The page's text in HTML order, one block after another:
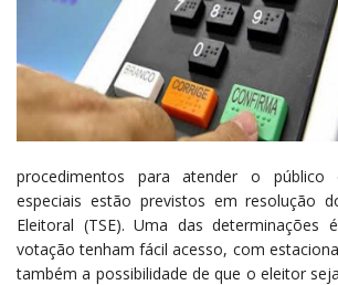
procedimentos para atender o público
especiais estão previstos em resolução
Eleitoral (TSE). Uma das determinações
votação tenham fácil acesso, com
também a possibilidade de que o eleitor